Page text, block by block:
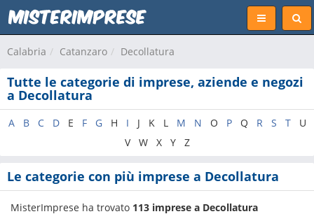
Calabria Catanzaro Decollatura
Tutte le categorie di imprese, aziende e negozi
a Decollatura
A B C D E F G H I J K L M N O P Q R S T
U
V
W X Y Z
Le categorie con più imprese a Decollatura
MisterImprese ha trovato 113 imprese a Decollatura